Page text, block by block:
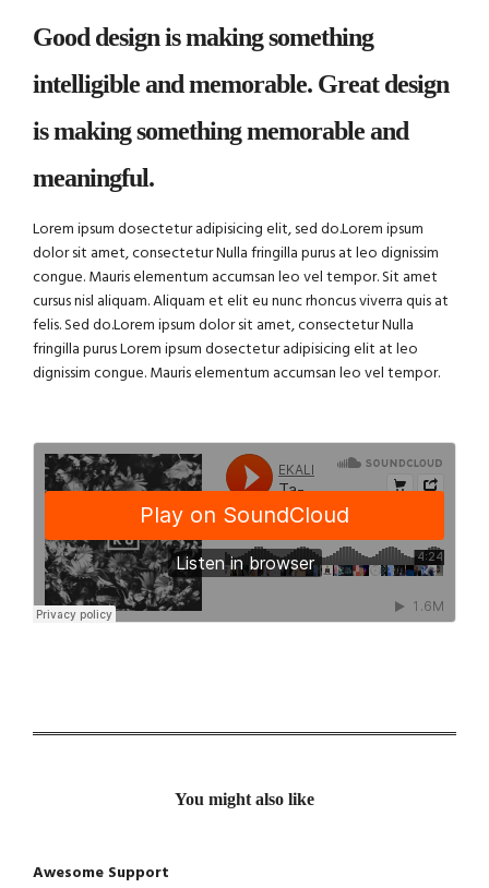
Good design is making something
intelligible and memorable. Great design
is making something memorable and
meaningful.
Lorem ipsum dosectetur adipisicing elit, sed do.Lorem ipsum
dolor sit amet, consectetur Nulla fringilla purus at leo dignissim
congue. Mauris elementum accumsan leo vel tempor. Sit amet
cursus nisl aliquam. Aliquam et elit eu nunc rhoncus viverra quis at
felis. Sed do.Lorem ipsum dolor sit amet, consectetur Nulla
fringilla purus Lorem ipsum dosectetur adipisicing elit at leo
dignissim congue. Mauris elementum accumsan leo vel tempor.
You might also like
Awesome Support